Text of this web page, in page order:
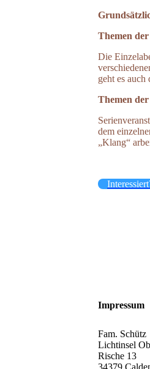
Themen
Die
geht es
Themen
dem
„Klang“
Impressum
Fam. Schütz
Lichtinsel
Rische 13
34379